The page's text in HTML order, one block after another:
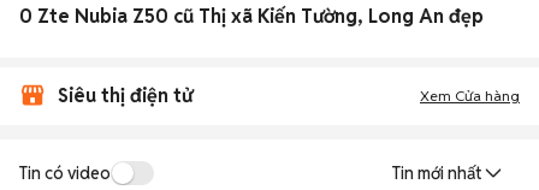
0 Zte Nubia Z50 cũ Thị xã Kiến Tường, Long An đẹp
Siêu thị điện tử Xem Cửa hàng
Tin có video Tin mới nhất